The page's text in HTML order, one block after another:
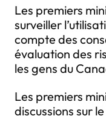
Les premiers
surveiller
compte des
évaluation des
les gens du
Les premiers
discussions sur